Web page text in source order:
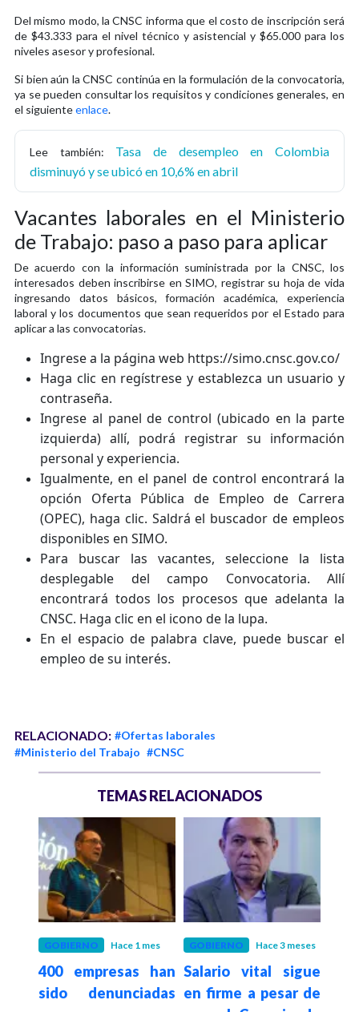
Del mismo modo, la CNSC informa que el costo de inscripción será
de $43.333 para el nivel técnico y asistencial y $65.000 para los
niveles asesor y profesional.
Si bien aún la CNSC continúa en la formulación de la convocatoria,
ya se pueden consultar los requisitos y condiciones generales, en
el siguienteenlace.
Lee también: Tasa de desempleo en Colombia
disminuyó y se ubicó en 10,6% en abril
Vacantes laborales en el Ministerio
de Trabajo: paso a paso para aplicar
De acuerdo con la información suministrada por la CNSC, los
interesados deben inscribirse en SIMO, registrar su hoja de vida
ingresando datos básicos, formación académica, experiencia
laboral y los documentos que sean requeridos por el Estado para
aplicar a las convocatorias.
Ingrese a la página web https://simo.cnsc.gov.co/
Haga clic en regístrese y establezca un usuario y
contraseña.
Ingrese al panel de control (ubicado en la parte
izquierda) allí, podrá registrar su información
personal y experiencia.
Igualmente, en el panel de control encontrará la
opción Oferta Pública de Empleo de Carrera
(OPEC), haga clic. Saldrá el buscador de empleos
disponibles en SIMO.
Para buscar las vacantes, seleccione la lista
desplegable del campo Convocatoria. Allí
encontrará todos los procesos que adelanta la
CNSC. Haga clic en el icono de la lupa.
En el espacio de palabra clave, puede buscar el
empleo de su interés.
RELACIONADO: #Ofertas laborales
#Ministerio del Trabajo #CNSC
TEMAS RELACIONADOS
GOBIERNO Hace 1 mes
400 empresas han
sido denunciadas
GOBIERNO Hace 3 meses
Salario vital sigue
en firme a pesar de